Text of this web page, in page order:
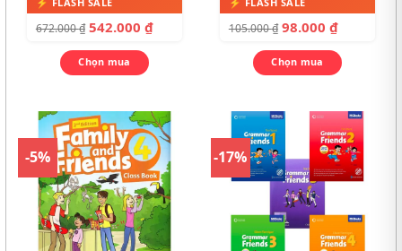
672.000₫ 542.000 ₫
Chọn mua
105.000₫ 98.000 ₫
Chọn mua
-5% -17%